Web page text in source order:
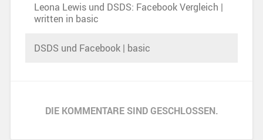
Leona Lewis und DSDS: Facebook Vergleich |
written in basic
DSDS und Facebook | basic
DIE KOMMENTARE SIND GESCHLOSSEN.